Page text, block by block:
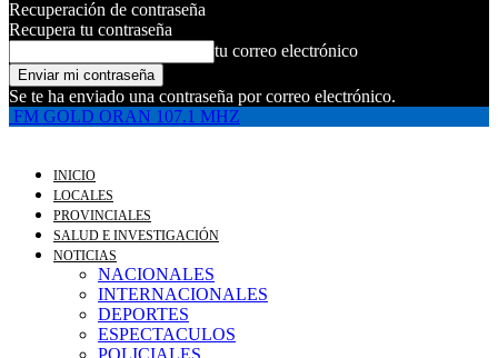
Recuperación de contraseña
Recupera tu contraseña
tu correo electrónico
Se te ha enviado una contraseña por correo electrónico.
FM GOLD ORAN 107.1 MHZ
INICIO
LOCALES
PROVINCIALES
SALUD E INVESTIGACIÓN
NOTICIAS
NACIONALES
INTERNACIONALES
DEPORTES
ESPECTACULOS
POLICIALES